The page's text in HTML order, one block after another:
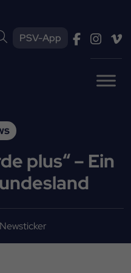
PSV-App
plus“ – Ein
Newsticker